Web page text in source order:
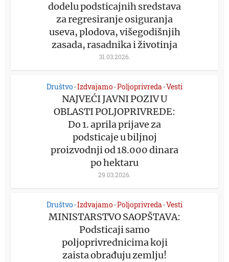
dodelu podsticajnih sredstava
za regresiranje osiguranja
useva, plodova, višegodišnjih
zasada, rasadnika i životinja
31.03.2026.
Društvo•Izdvajamo•Poljoprivreda•Vesti
NAJVEĆI JAVNI POZIV U
OBLASTI POLJOPRIVREDE:
Do 1. aprila prijave za
podsticaje u biljnoj
proizvodnji od 18.000 dinara
po hektaru
29.03.2026.
Društvo•Izdvajamo•Poljoprivreda•Vesti
MINISTARSTVO SAOPŠTAVA:
Podsticaji samo
poljoprivrednicima koji
zaista obrađuju zemlju!